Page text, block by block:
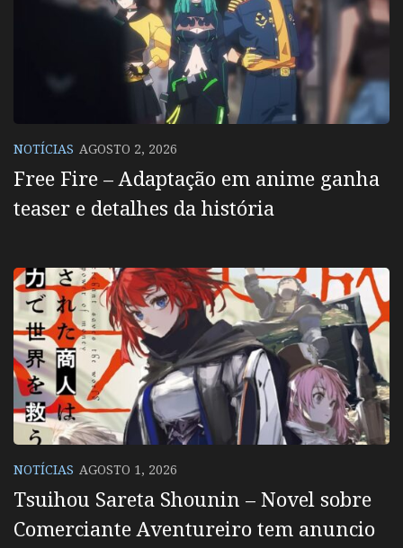
NOTÍCIAS AGOSTO 2, 2026
Free Fire – Adaptação em anime ganha
teaser e detalhes da história
NOTÍCIAS AGOSTO 1, 2026
Tsuihou Sareta Shounin – Novel sobre
Comerciante Aventureiro tem anuncio